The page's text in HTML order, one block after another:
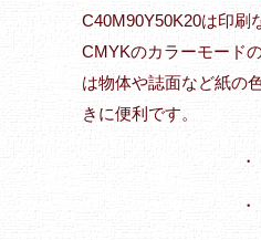
C40M90Y50K20は印刷
CMYKのカラーモード
は物体や誌面など紙の
きに便利です。
・
・